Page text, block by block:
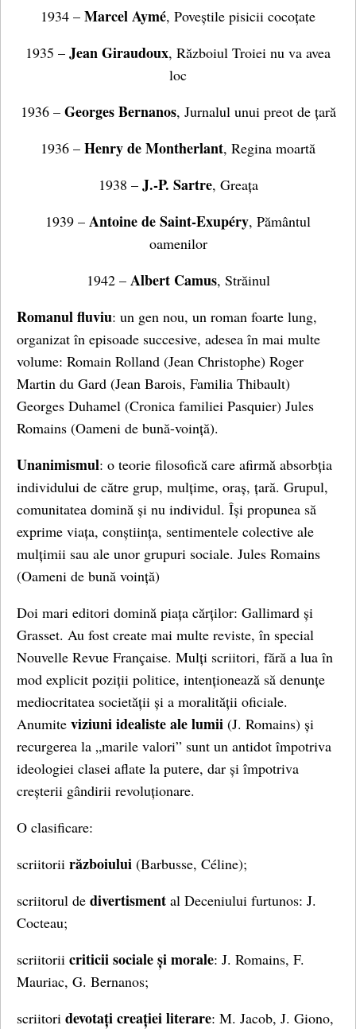
1934 – Marcel Aymé, Poveștile pisicii cocoțate
1935 – Jean Giraudoux, Războiul Troiei nu va avea
loc
1936 – Georges Bernanos, Jurnalul unui preot de țară
1936 – Henry de Montherlant, Regina moartă
1938 – J.-P. Sartre, Greața
1939 – Antoine de Saint-Exupéry, Pământul
oamenilor
1942 – Albert Camus, Străinul
Romanul fluviu: un gen nou, un roman foarte lung,
organizat în episoade succesive, adesea în mai multe
volume: Romain Rolland (Jean Christophe) Roger
Martin du Gard (Jean Barois, Familia Thibault)
Georges Duhamel (Cronica familiei Pasquier) Jules
Romains (Oameni de bună-voință).
Unanimismul: o teorie filosofică care afirmă absorbția
individului de către grup, mulțime, oraș, țară. Grupul,
comunitatea domină și nu individul. Își propunea să
exprime viața, conștiința, sentimentele colective ale
mulțimii sau ale unor grupuri sociale. Jules Romains
(Oameni de bună voință)
Doi mari editori domină piața cărților: Gallimard și
Grasset. Au fost create mai multe reviste, în special
Nouvelle Revue Française. Mulți scriitori, fără a lua în
mod explicit poziții politice, intenționează să denunțe
mediocritatea societății și a moralității oficiale.
Anumite viziuni idealiste ale lumii (J. Romains) și
recurgerea la „marile valori” sunt un antidot împotriva
ideologiei clasei aflate la putere, dar și împotriva
creșterii gândirii revoluționare.
O clasificare:
scriitorii războiului (Barbusse, Céline);
scriitorul de divertisment al Deceniului furtunos: J.
Cocteau;
scriitorii criticii sociale și morale: J. Romains, F.
Mauriac, G. Bernanos;
scriitori devotațicreației literare: M. Jacob, J. Giono,